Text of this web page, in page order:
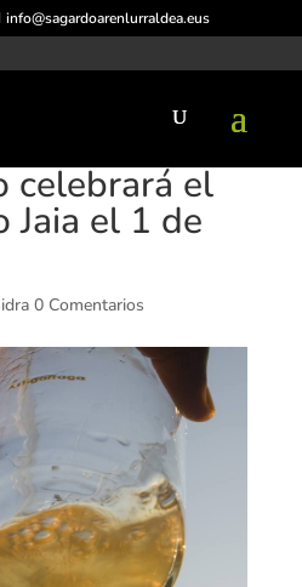
info@sagardoarenlurraldea.eus
celebrará el
Jaia el 1 de
0 Comentarios